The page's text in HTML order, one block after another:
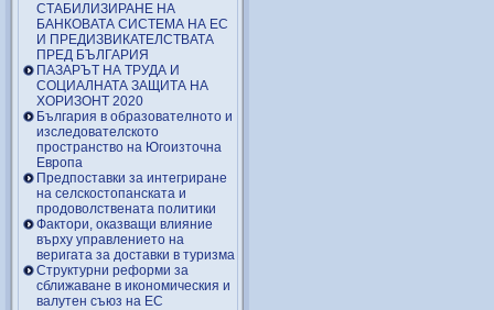
СТАБИЛИЗИРАНЕ НА
БАНКОВАТА СИСТЕМА НА ЕС
И ПРЕДИЗВИКАТЕЛСТВАТА
ПРЕД БЪЛГАРИЯ
ПАЗАРЪТ НА ТРУДА И
СОЦИАЛНАТА ЗАЩИТА НА
ХОРИЗОНТ 2020
България в образователното и
изследователското
пространство на Югоизточна
Европа
Предпоставки за интегриране
на селскостопанската и
продоволствената политики
Фактори, оказващи влияние
върху управлението на
веригата за доставки в туризма
Структурни реформи за
сближаване в икономическия и
валутен съюз на ЕС